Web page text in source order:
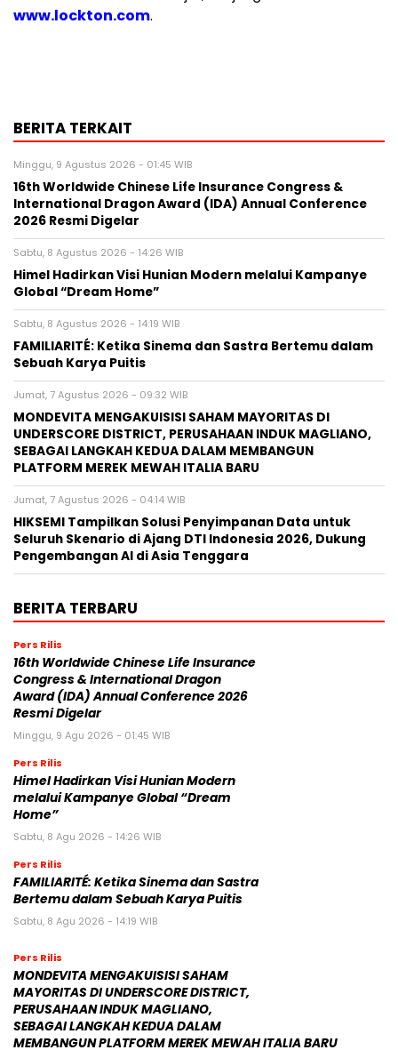
www.lockton.com.
BERITA TERKAIT
Minggu, 9 Agustus 2026 - 01:45 WIB
16th Worldwide Chinese Life Insurance Congress &
International Dragon Award (IDA) Annual Conference
2026 Resmi Digelar
Sabtu, 8 Agustus 2026 - 14:26 WIB
Himel Hadirkan Visi Hunian Modern melalui Kampanye
Global “Dream Home”
Sabtu, 8 Agustus 2026 - 14:19 WIB
FAMILIARITÉ: Ketika Sinema dan Sastra Bertemu dalam
Sebuah Karya Puitis
Jumat, 7 Agustus 2026 - 09:32 WIB
MONDEVITA MENGAKUISISI SAHAM MAYORITAS DI
UNDERSCORE DISTRICT, PERUSAHAAN INDUK MAGLIANO,
SEBAGAI LANGKAH KEDUA DALAM MEMBANGUN
PLATFORM MEREK MEWAH ITALIA BARU
Jumat, 7 Agustus 2026 - 04:14 WIB
HIKSEMI Tampilkan Solusi Penyimpanan Data untuk
Seluruh Skenario di Ajang DTI Indonesia 2026, Dukung
Pengembangan AI di Asia Tenggara
BERITA TERBARU
Pers Rilis
16th Worldwide Chinese Life Insurance
Congress & International Dragon
Award (IDA) Annual Conference 2026
Resmi Digelar
Minggu, 9 Agu 2026 - 01:45 WIB
Pers Rilis
Himel Hadirkan Visi Hunian Modern
melalui Kampanye Global “Dream
Home”
Sabtu, 8 Agu 2026 - 14:26 WIB
Pers Rilis
FAMILIARITÉ: Ketika Sinema dan Sastra
Bertemu dalam Sebuah Karya Puitis
Sabtu, 8 Agu 2026 - 14:19 WIB
Pers Rilis
MONDEVITA MENGAKUISISI SAHAM
MAYORITAS DI UNDERSCORE DISTRICT,
PERUSAHAAN INDUK MAGLIANO,
SEBAGAI LANGKAH KEDUA DALAM
MEMBANGUN PLATFORM MEREK MEWAH ITALIA BARU